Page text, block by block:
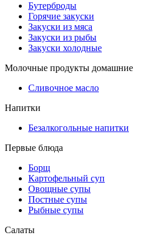
Бутерброды
Горячие закуски
Закуски из мяса
Закуски из рыбы
Закуски холодные
Молочные продукты домашние
Сливочное масло
Напитки
Безалкогольные напитки
Первые блюда
Борщ
Картофельный суп
Овощные супы
Постные супы
Рыбные супы
Салаты